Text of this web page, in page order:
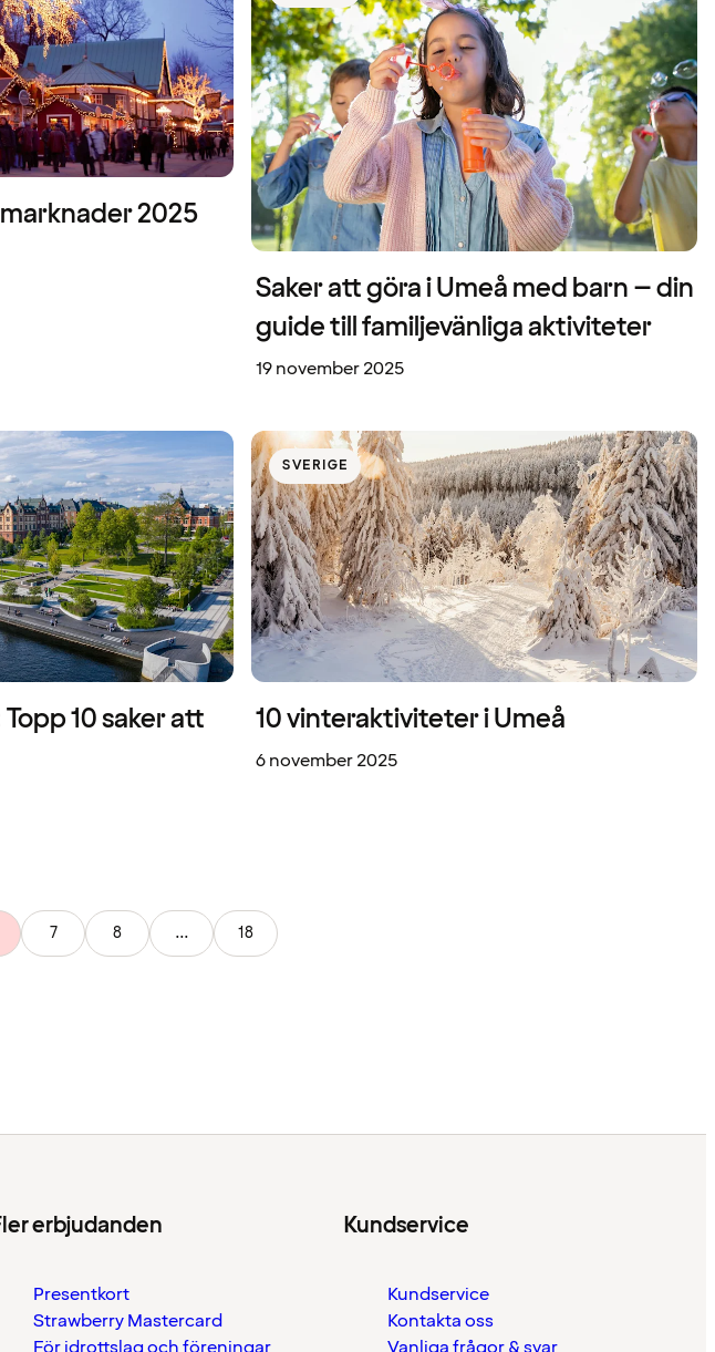
2025
Saker att göra i Umeå med barn – din
guide till familjevänliga aktiviteter
19 november 2025
10 saker att
SVERIGE
10 vinteraktiviteter i Umeå
6 november 2025
7 8 ... 18
erbjudanden
Presentkort
Strawberry Mastercard
För idrottslag och föreningar
Kundservice
Kundservice
Kontakta oss
Vanliga frågor & svar